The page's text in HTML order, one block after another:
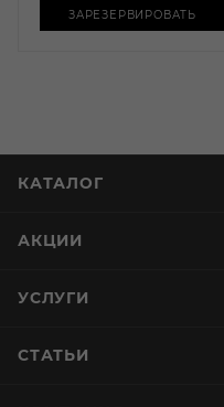
ЗАРЕЗЕРВИРОВАТЬ
КАТАЛОГ
АКЦИИ
УСЛУГИ
СТАТЬИ